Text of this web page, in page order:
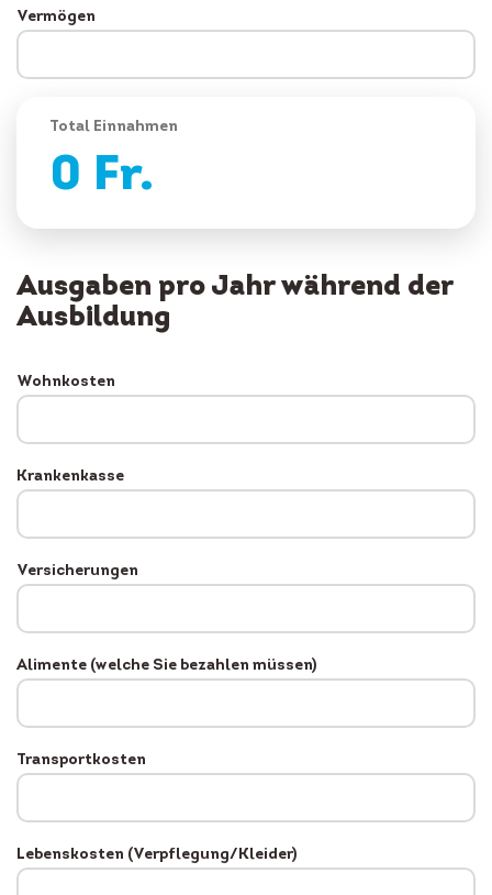
Vermögen
Total Einnahmen
0 Fr.
Ausgaben pro Jahr während der
Ausbildung
Wohnkosten
Krankenkasse
Versicherungen
Alimente (welche Sie bezahlen müssen)
Transportkosten
Lebenskosten (Verpflegung/Kleider)